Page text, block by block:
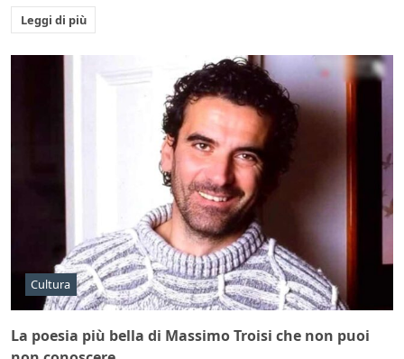
Leggi di più
Cultura
La poesia più bella di Massimo Troisi che non puoi